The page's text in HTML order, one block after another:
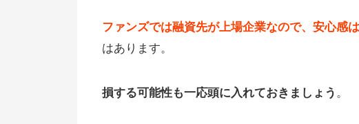
ファンズでは融資先が上場企業なので、安心感
はあります。
損する可能性も一応頭に入れておきましょう 。